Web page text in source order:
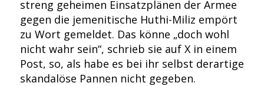
streng geheimen Einsatzplänen der Armee
gegen die jemenitische Huthi-Miliz empört
zu Wort gemeldet. Das könne „doch wohl
nicht wahr sein“, schrieb sie auf X in einem
Post, so, als habe es bei ihr selbst derartige
skandalöse Pannen nicht gegeben.